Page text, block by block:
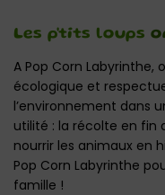
Les p'tits loups
A Pop Corn Labyrinthe,
écologique et
l’environnement dans
utilité : la récolte en fin
nourrir les animaux en
Pop Corn Labyrinthe
famille !